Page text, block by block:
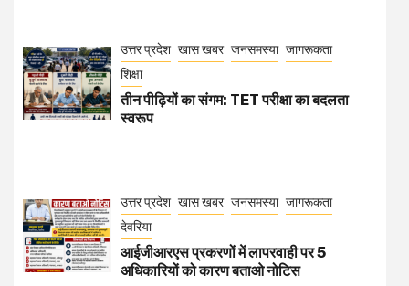
उत्तर प्रदेश खास खबर जनसमस्या जागरूकता
शिक्षा
तीन पीढ़ियों का संगम: TET परीक्षा का बदलता
स्वरूप
उत्तर प्रदेश खास खबर जनसमस्या जागरूकता
देवरिया
आईजीआरएस प्रकरणों में लापरवाही पर 5
अधिकारियों को कारण बताओ नोटिस